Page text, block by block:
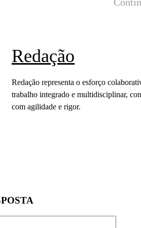
Redação
Redação representa o esforço
trabalho integrado e multidisciplinar,
com agilidade e rigor.